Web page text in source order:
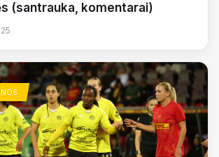
(santrauka, komentarai)